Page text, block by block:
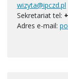
wizyta@ipczd.pl
Sekretariat tel:
Adres e-mail: